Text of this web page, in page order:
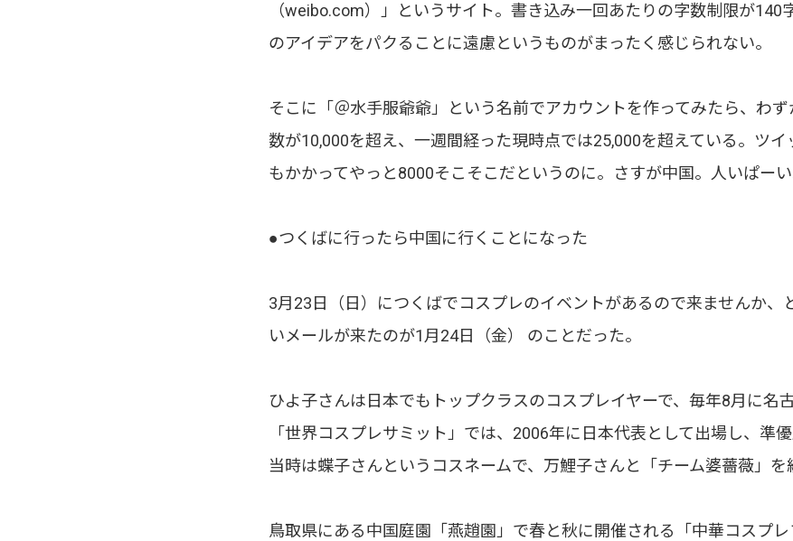
（weibo.com）」というサイト。書き込み一回あたりの字数制限が140
のアイデアをパクることに遠慮というものがまったく感じられない。
そこに「＠水手服爺爺」という名前でアカウントを作ってみたら、わ
数が10,000を超え、一週間経った現時点では25,000を超えている。ツ
もかかってやっと8000そこそこだというのに。さすが中国。人いぱーい
●つくばに行ったら中国に行くことになった
3月23日（日）につくばでコスプレのイベントがあるので来ませんか、
いメールが来たのが1月24日（金） のことだった。
ひよ子さんは日本でもトップクラスのコスプレイヤーで、毎年8月に名
「世界コスプレサミット」では、2006年に日本代表として出場し、準優
当時は蝶子さんというコスネームで、万鯉子さんと「チーム婆薔薇」を
鳥取県にある中国庭園「燕趙園」で春と秋に開催される「中華コスプ